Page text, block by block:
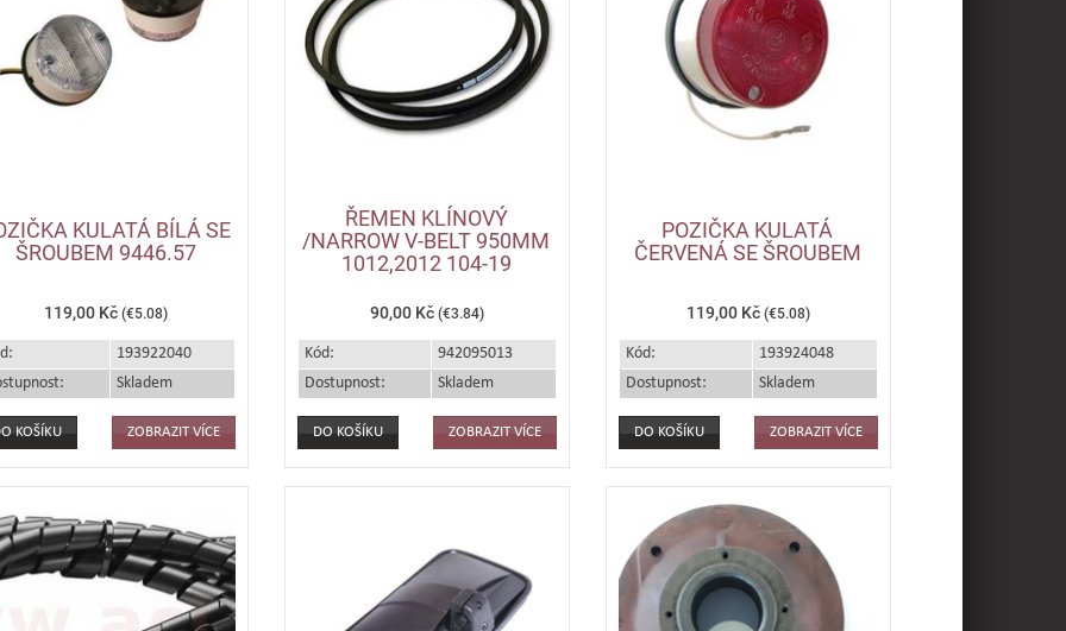
KULATÁ BÍLÁ SE
ŠROUBEM 9446.57
119,00 Kč (€5.08)
193922040
Skladem
ZOBRAZIT VÍCE
ŘEMEN KLÍNOVÝ
/NARROW V-BELT 950MM
1012,2012 104-19
90,00 Kč (€3.84)
Kód:
942095013
Dostupnost:
Skladem
ZOBRAZIT VÍCE
POZIČKA KULATÁ
ČERVENÁ SE ŠROUBEM
119,00 Kč (€5.08)
Kód:
193924048
Dostupnost:
Skladem
ZOBRAZIT VÍCE